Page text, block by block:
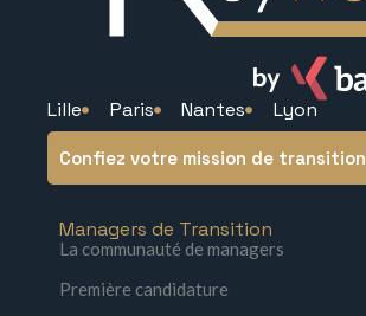
Lille Paris Nantes Lyon
Confiez votre mission de transition
Managers de Transition
La communauté de managers
Première candidature